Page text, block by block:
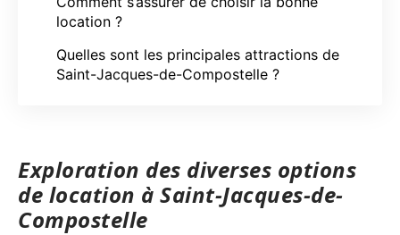
location ?
Quelles sont les principales attractions de
Saint-Jacques-de-Compostelle ?
Exploration des diverses options
de location à Saint-Jacques-de-
Compostelle